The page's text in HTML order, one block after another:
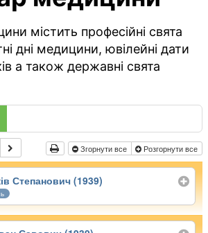
містить професійні свята
дні медицини, ювілейні дати
а також державні свята
Згорнути все Розгорнути все
Степанович (1939)